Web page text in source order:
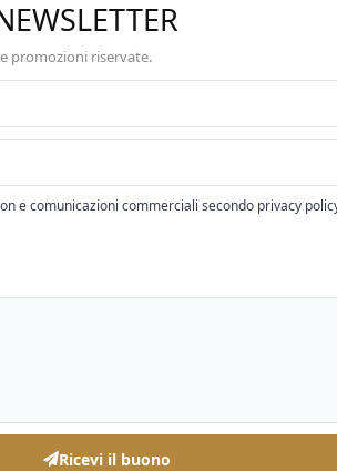
promozioni riservate.
e comunicazioni commerciali secondo privacy
Ricevi il buono